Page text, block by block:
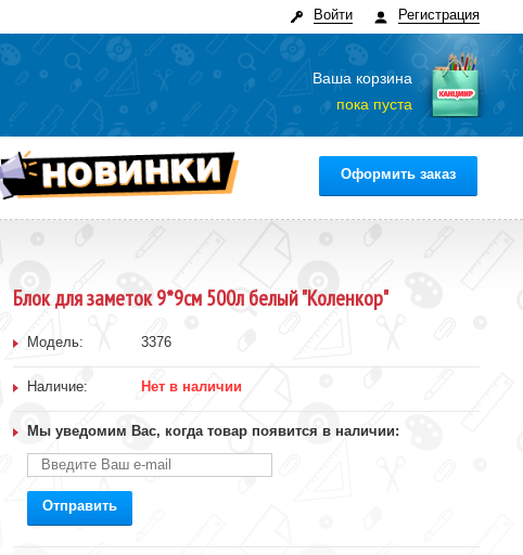
Регистрация
Войти
Ваша корзина
пока пуста
Оформить заказ
Блок для заметок 9*9см 500л белый "Коленкор"
Модель: 3376
Наличие: Нет в наличии
Мы уведомим Вас, когда товар появится в наличии:
Отправить